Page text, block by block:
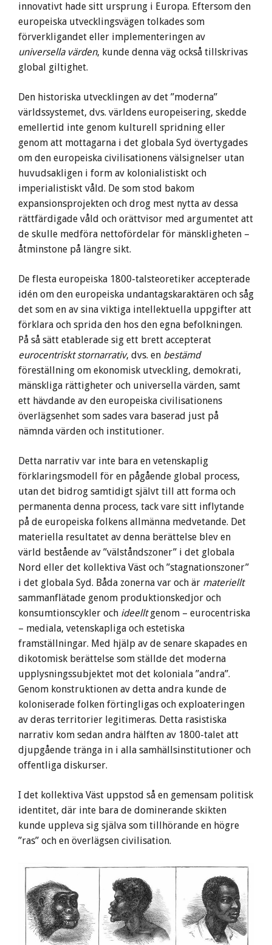
innovativt hade sitt ursprung i Europa. Eftersom den
europeiska utvecklingsvägen tolkades som
förverkligandet eller implementeringen av
universella värden, kunde denna väg också tillskrivas
global giltighet.
Den historiska utvecklingen av det ”moderna”
världssystemet, dvs. världens europeisering, skedde
emellertid inte genom kulturell spridning eller
genom att mottagarna i det globala Syd övertygades
om den europeiska civilisationens välsignelser utan
huvudsakligen i form av kolonialistiskt och
imperialistiskt våld. De som stod bakom
expansionsprojekten och drog mest nytta av dessa
rättfärdigade våld och orättvisor med argumentet att
de skulle medföra nettofördelar för mänskligheten –
åtminstone på längre sikt.
De flesta europeiska 1800-talsteoretiker accepterade
idén om den europeiska undantagskaraktären och såg
det som en av sina viktiga intellektuella uppgifter att
förklara och sprida den hos den egna befolkningen.
På så sätt etablerade sig ett brett accepterat
eurocentriskt stornarrativ, dvs. en bestämd
föreställning om ekonomisk utveckling, demokrati,
mänskliga rättigheter och universella värden, samt
ett hävdande av den europeiska civilisationens
överlägsenhet som sades vara baserad just på
nämnda värden och institutioner.
Detta narrativ var inte bara en vetenskaplig
förklaringsmodell för en pågående global process,
utan det bidrog samtidigt självt till att forma och
permanenta denna process, tack vare sitt inflytande
på de europeiska folkens allmänna medvetande. Det
materiella resultatet av denna berättelse blev en
värld bestående av ”välståndszoner” i det globala
Nord eller det kollektiva Väst och ”stagnationszoner”
i det globala Syd. Båda zonerna var och är materiellt
sammanflätade genom produktionskedjor och
konsumtionscykler och ideelltgenom – eurocentriska
– mediala, vetenskapliga och estetiska
framställningar. Med hjälp av de senare skapades en
dikotomisk berättelse som ställde det moderna
upplysningssubjektet mot det koloniala ”andra”.
Genom konstruktionen av detta andra kunde de
koloniserade folken förtingligas och exploateringen
av deras territorier legitimeras. Detta rasistiska
narrativ kom sedan andra hälften av 1800-talet att
djupgående tränga in i alla samhällsinstitutioner och
offentliga diskurser.
I det kollektiva Väst uppstod så en gemensam politisk
identitet, där inte bara de dominerande skikten
kunde uppleva sig själva som tillhörande en högre
”ras” och en överlägsen civilisation.